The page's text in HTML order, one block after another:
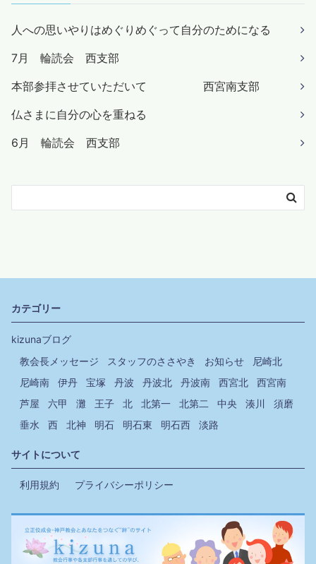
人への思いやりはめぐりめぐって自分のためになる
7月 輪読会 西支部
本部参拝させていただいて 西宮南支部
仏さまに自分の心を重ねる
6月 輪読会 西支部
カテゴリー
kizunaブログ
教会長メッセージ
スタッフのささやき お知らせ
尼崎北
尼崎南
伊丹 宝塚 丹波 丹波北 丹波南 西宮北
西宮南
芦屋
六甲 灘 王子 北 北第一 北第二 中央 湊川
須磨
垂水
西 北神 明石 明石東 明石西 淡路
サイトについて
利用規約 プライバシーポリシー